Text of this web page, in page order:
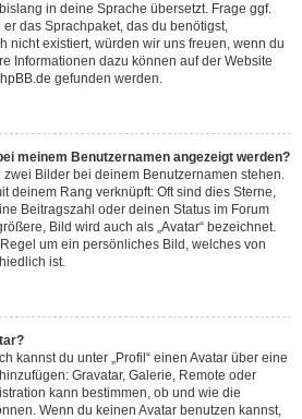
in deine Sprache übersetzt. Frage ggf.
das Sprachpaket, das du benötigst,
nicht existiert, würden wir uns freuen, wenn du
Informationen dazu können auf der Website
gefunden werden.
meinem Benutzernamen angezeigt werden?
zwei Bilder bei deinem Benutzernamen stehen.
deinem Rang verknüpft: Oft sind dies Sterne,
Beitragszahl oder deinen Status im Forum
Bild wird auch als „Avatar“ bezeichnet.
um ein persönliches Bild, welches von
ist.
kannst du unter „Profil“ einen Avatar über eine
Gravatar, Galerie, Remote oder
kann bestimmen, ob und wie die
Wenn du keinen Avatar benutzen kannst,